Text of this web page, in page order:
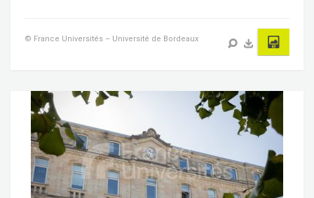
© France Universités – Université de Bordeaux